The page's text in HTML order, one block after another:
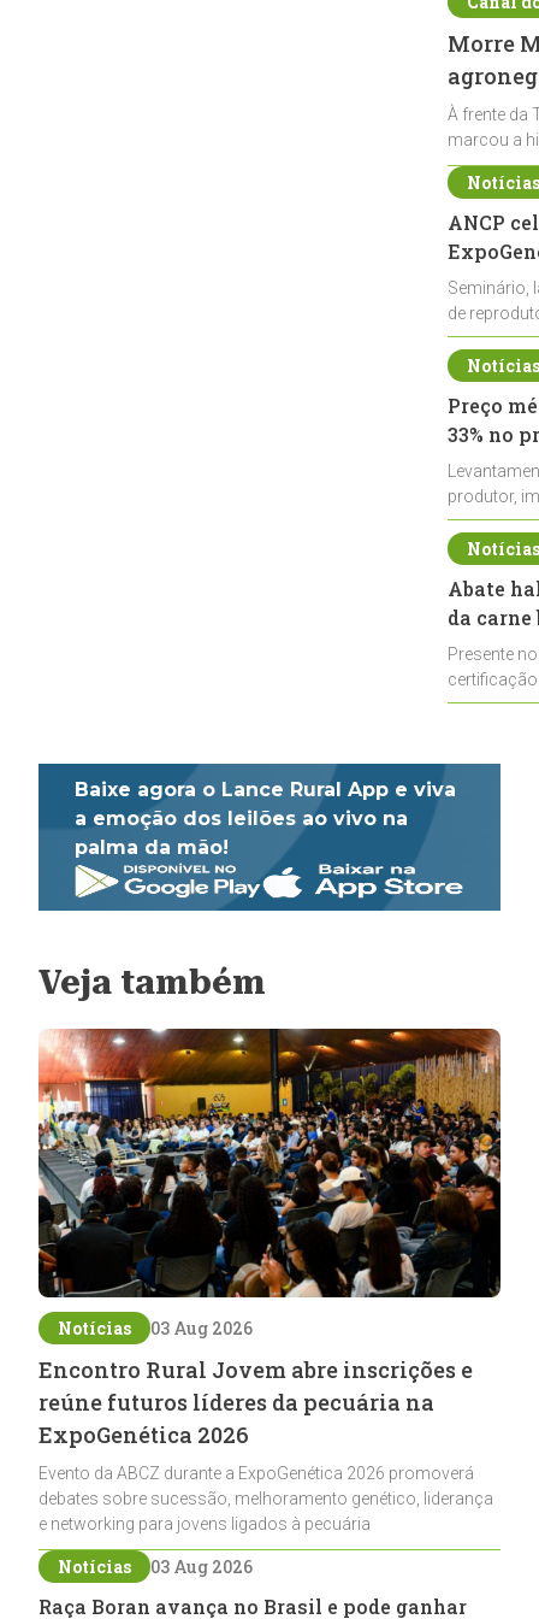
Morre
À frente da
marcou a
ANCP
Seminário,
de
durante a
Preço
33% no
produtor,
de leite cru
Abate
da
Presente
Baixe agora o Lance Rural App e viva
a emoção dos leilões ao vivo na
palma da mão!
Veja também
Notícias 03 Aug 2026
Encontro Rural Jovem abre inscrições e
reúne futuros líderes da pecuária na
ExpoGenética 2026
Evento da ABCZ durante a ExpoGenética 2026 promoverá
debates sobre sucessão, melhoramento genético, liderança
e networking para jovens ligados à pecuária
Notícias 03 Aug 2026
Raça Boran avança no Brasil e pode ganhar